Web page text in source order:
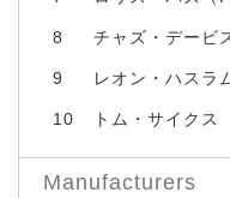
8 チャズ・デービ
9 レオン・ハスラ
10 トム・サイクス
Manufacturers